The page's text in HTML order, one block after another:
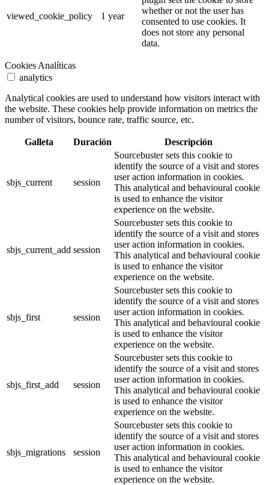
viewed_cookie_policy 1 year
whether or not the user has
consented to use cookies. It
does not store any personal
data.
Cookies Analíticas
analytics
Analytical cookies are used to understand how visitors interact with
the website. These cookies help provide information on metrics the
number of visitors, bounce rate, traffic source, etc.
Galleta Duración Descripción
sbjs_current session
Sourcebuster sets this cookie to
identify the source of a visit and stores
user action information in cookies.
This analytical and behavioural cookie
is used to enhance the visitor
experience on the website.
sbjs_current_add session
Sourcebuster sets this cookie to
identify the source of a visit and stores
user action information in cookies.
This analytical and behavioural cookie
is used to enhance the visitor
experience on the website.
sbjs_first session
Sourcebuster sets this cookie to
identify the source of a visit and stores
user action information in cookies.
This analytical and behavioural cookie
is used to enhance the visitor
experience on the website.
sbjs_first_add session
Sourcebuster sets this cookie to
identify the source of a visit and stores
user action information in cookies.
This analytical and behavioural cookie
is used to enhance the visitor
experience on the website.
sbjs_migrations session
Sourcebuster sets this cookie to
identify the source of a visit and stores
user action information in cookies.
This analytical and behavioural cookie
is used to enhance the visitor
experience on the website.